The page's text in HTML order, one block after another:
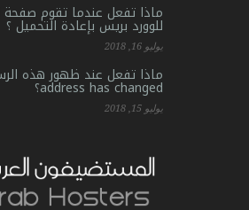
ماذا تفعل عندما تقوم صفحة
للوورد بريس بإعادة التحميل ؟
يوليو 16, 2018
address has changed؟
يوليو 15, 2018